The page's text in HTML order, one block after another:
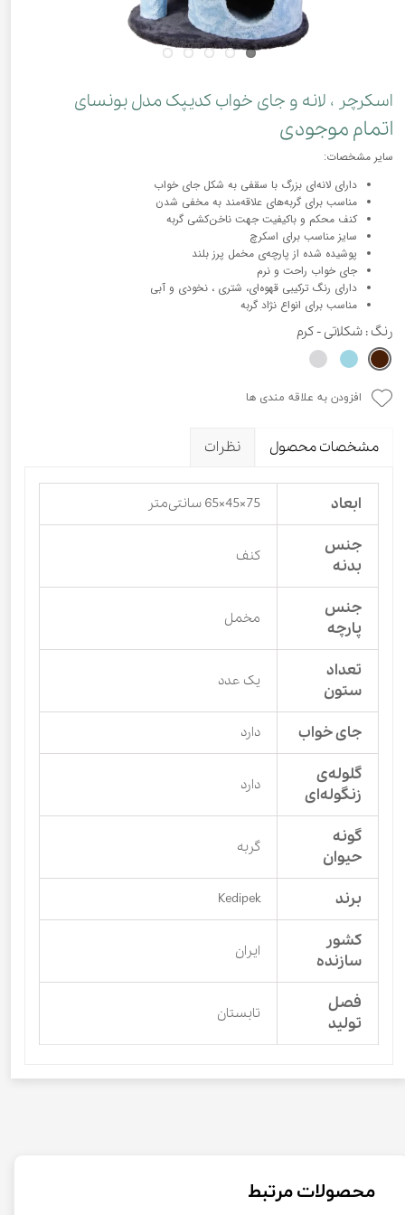
اسکرچر ، لانه و جای خواب کدیپک مدل بونسای
اتمام موجودی
سایر مشخصات:
دارای لانه‌ای بزرگ با سقفی به شکل جای خواب
مناسب برای گربه‌های علاقه‌مند به مخفی شدن
کنف محکم و باکیفیت جهت ناخن‌کشی گربه
سایز مناسب برای اسکرچ
پوشیده شده از پارچه‌ی مخمل پرز بلند
جای خواب راحت و نرم
دارای رنگ ترکیبی قهوه‌ای، شتری ، نخودی و آبی
مناسب برای انواع نژاد گربه
رنگ : شکلاتی - کرم
افزودن به علاقه مندی ها
مشخصات محصول نظرات
ابعاد 75×45×65 سانتی‌متر
جنس
بدنه
کنف
جنس
پارچه
مخمل
تعداد
ستون
یک عدد
جای خواب دارد
گلوله‌ی
زنگوله‌ای
دارد
گونه
حیوان
گربه
برند Kedipek
کشور
سازنده
ایران
فصل
تولید
تابستان
محصولات مرتبط